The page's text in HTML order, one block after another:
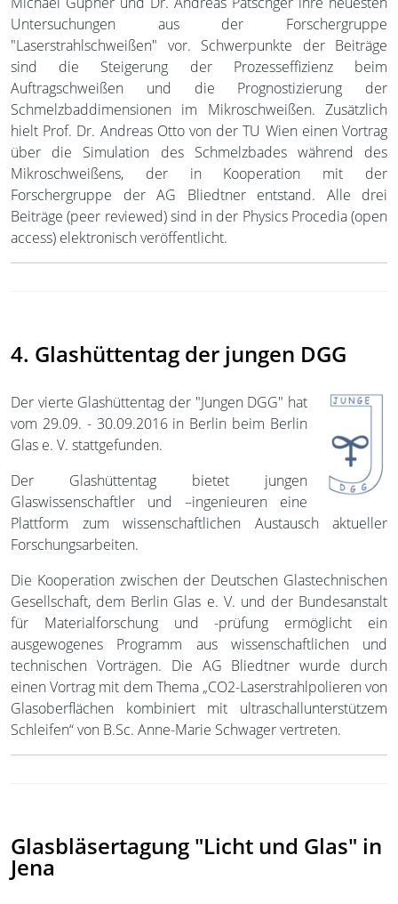
Untersuchungen aus der Forschergruppe
"Laserstrahlschweißen" vor. Schwerpunkte der Beiträge
sind die Steigerung der Prozesseffizienz beim
Auftragschweißen und die Prognostizierung der
Schmelzbaddimensionen im Mikroschweißen. Zusätzlich
hielt Prof. Dr. Andreas Otto von der TU Wien einen Vortrag
über die Simulation des Schmelzbades während des
Mikroschweißens, der in Kooperation mit der
Forschergruppe der AG Bliedtner entstand. Alle drei
Beiträge (peer reviewed) sind in der Physics Procedia (open
access) elektronisch veröffentlicht.
4. Glashüttentag der jungen DGG
Der vierte Glashüttentag der "Jungen DGG" hat
vom 29.09. - 30.09.2016 in Berlin beim Berlin
Glas e. V. stattgefunden.
Der Glashüttentag bietet jungen
Glaswissenschaftler und –ingenieuren eine
Plattform zum wissenschaftlichen Austausch aktueller
Forschungsarbeiten.
Die Kooperation zwischen der Deutschen Glastechnischen
Gesellschaft, dem Berlin Glas e. V. und der Bundesanstalt
für Materialforschung und -prüfung ermöglicht ein
ausgewogenes Programm aus wissenschaftlichen und
technischen Vorträgen. Die AG Bliedtner wurde durch
einen Vortrag mit dem Thema „CO2-Laserstrahlpolieren von
Glasoberflächen kombiniert mit ultraschallunterstützem
Schleifen“ von B.Sc. Anne-Marie Schwager vertreten.
Glasbläsertagung "Licht und Glas" in
Jena